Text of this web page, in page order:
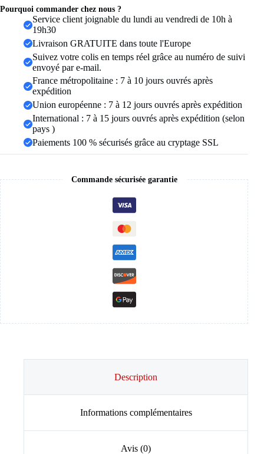
de
clavicule,
accessoires
esthétiques
Pourquoi commander chez nous ?
Service client joignable du lundi au vendredi de 10h à
19h30
Livraison GRATUITE dans toute l'Europe
Suivez votre colis en temps réel grâce au numéro de suivi
envoyé par e-mail.
France métropolitaine : 7 à 10 jours ouvrés après
expédition
Union européenne : 7 à 12 jours ouvrés après expédition
International : 7 à 15 jours ouvrés après expédition (selon
pays )
Paiements 100 % sécurisés grâce au cryptage SSL
Commande sécurisée garantie
Description
Informations complémentaires
Avis (0)